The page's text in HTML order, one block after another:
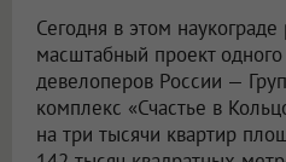
Сегодня в этом наукограде
масштабный проект
девелоперов России —
комплекс «Счастье в
на три тысячи квартир